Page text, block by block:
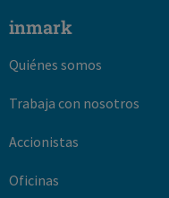
inmark
Quiénes somos
Trabaja con nosotros
Accionistas
Oficinas